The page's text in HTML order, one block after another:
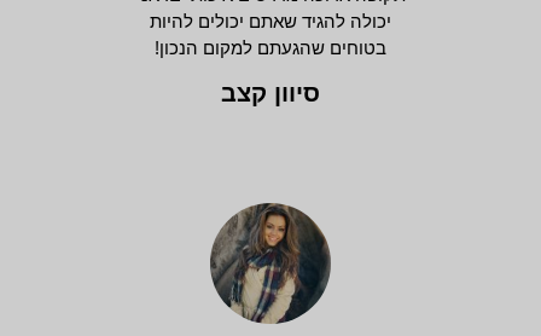
יכולה להגיד שאתם יכולים להיות
בטוחים שהגעתם למקום הנכון!
סיוון קצב